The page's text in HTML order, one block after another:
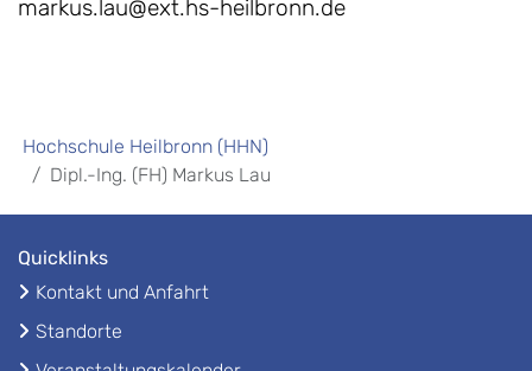
markus.lau@ext.hs-heilbronn.de
Hochschule Heilbronn (HHN)
Dipl.-Ing. (FH) Markus Lau
Quicklinks
Kontakt und Anfahrt
Standorte